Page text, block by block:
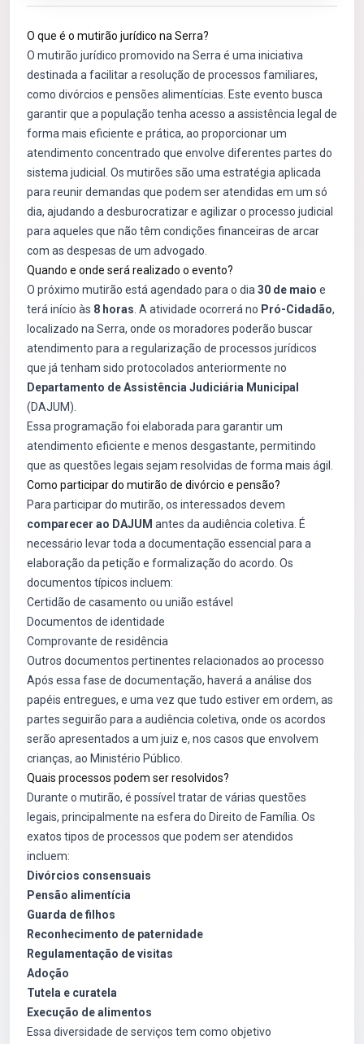
O que é o mutirão jurídico na Serra?
O mutirão jurídico promovido na Serra é uma iniciativa
destinada a facilitar a resolução de processos familiares,
como divórcios e pensões alimentícias. Este evento busca
garantir que a população tenha acesso a assistência legal de
forma mais eficiente e prática, ao proporcionar um
atendimento concentrado que envolve diferentes partes do
sistema judicial. Os mutirões são uma estratégia aplicada
para reunir demandas que podem ser atendidas em um só
dia, ajudando a desburocratizar e agilizar o processo judicial
para aqueles que não têm condições financeiras de arcar
com as despesas de um advogado.
Quando e onde será realizado o evento?
O próximo mutirão está agendado para o dia 30 de maio e
terá início às 8 horas . A atividade ocorrerá no Pró-Cidadão,
localizado na Serra, onde os moradores poderão buscar
atendimento para a regularização de processos jurídicos
que já tenham sido protocolados anteriormente no
Departamento de Assistência Judiciária Municipal
(DAJUM).
Essa programação foi elaborada para garantir um
atendimento eficiente e menos desgastante, permitindo
que as questões legais sejam resolvidas de forma mais ágil.
Como participar do mutirão de divórcio e pensão?
Para participar do mutirão, os interessados devem
comparecer ao DAJUM antes da audiência coletiva. É
necessário levar toda a documentação essencial para a
elaboração da petição e formalização do acordo. Os
documentos típicos incluem:
Certidão de casamento ou união estável
Documentos de identidade
Comprovante de residência
Outros documentos pertinentes relacionados ao processo
Após essa fase de documentação, haverá a análise dos
papéis entregues, e uma vez que tudo estiver em ordem, as
partes seguirão para a audiência coletiva, onde os acordos
serão apresentados a um juiz e, nos casos que envolvem
crianças, ao Ministério Público.
Quais processos podem ser resolvidos?
Durante o mutirão, é possível tratar de várias questões
legais, principalmente na esfera do Direito de Família. Os
exatos tipos de processos que podem ser atendidos
incluem:
Divórcios consensuais
Pensão alimentícia
Guarda de filhos
Reconhecimento de paternidade
Regulamentação de visitas
Adoção
Tutela e curatela
Execução de alimentos
Essa diversidade de serviços tem como objetivo